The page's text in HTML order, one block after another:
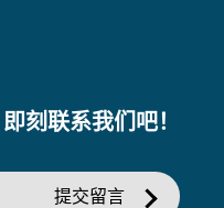
即刻联系我们吧！
提交留言